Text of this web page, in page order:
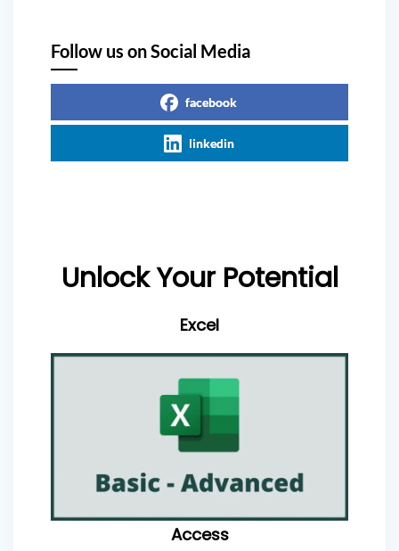
Follow us on Social Media
facebook
linkedin
Unlock Your Potential
Excel
Access